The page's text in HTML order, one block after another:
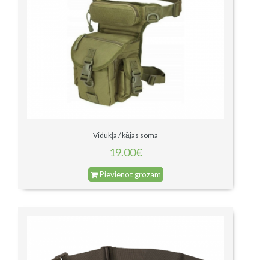
Vidukļa / kājas soma
19.00€
Pievienot grozam